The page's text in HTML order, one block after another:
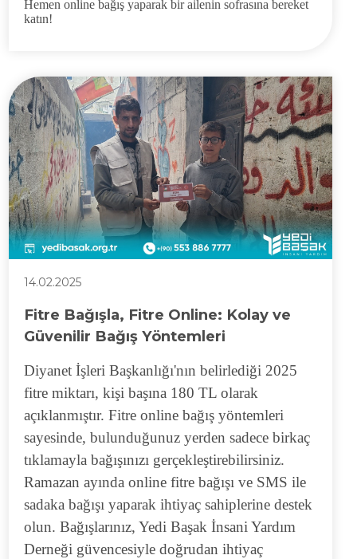
Hemen online bağış yaparak bir ailenin sofrasına bereket
katın!
14.02.2025
Fitre Bağışla, Fitre Online: Kolay ve
Güvenilir Bağış Yöntemleri
Diyanet İşleri Başkanlığı'nın belirlediği 2025
fitre miktarı,kişi başına 180 TL olarak
açıklanmıştır. Fitre online bağış yöntemleri
sayesinde, bulunduğunuz yerden sadece birkaç
tıklamayla bağışınızı gerçekleştirebilirsiniz.
Ramazan ayında online fitre bağışı ve SMS ile
sadaka bağışı yaparak ihtiyaç sahiplerine destek
olun. Bağışlarınız, Yedi Başak İnsani Yardım
Derneği güvencesiyle doğrudan ihtiyaç